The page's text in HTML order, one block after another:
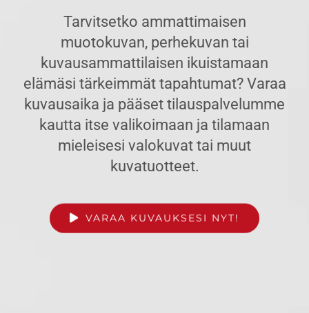
Tarvitsetko ammattimaisen
muotokuvan, perhekuvan tai
kuvausammattilaisen ikuistamaan
elämäsi tärkeimmät tapahtumat? Varaa
kuvausaika ja pääset tilauspalvelumme
kautta itse valikoimaan ja tilamaan
mieleisesi valokuvat tai muut
kuvatuotteet.
VARAA KUVAUKSESI NYT!